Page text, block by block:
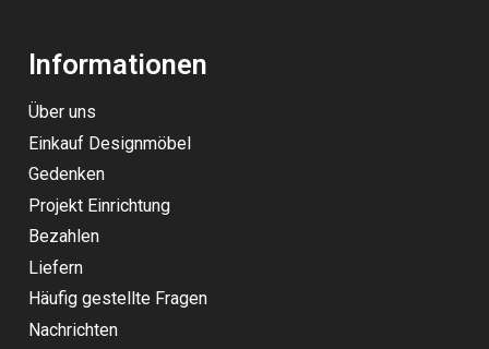
Informationen
Über uns
Einkauf Designmöbel
Gedenken
Projekt Einrichtung
Bezahlen
Liefern
Häufig gestellte Fragen
Nachrichten